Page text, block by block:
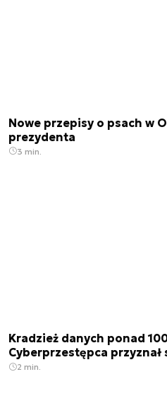
Nowe przepisy o psach w
prezydenta
3 min.
Kradzież danych ponad
Cyberprzestępca przyznał
2 min.